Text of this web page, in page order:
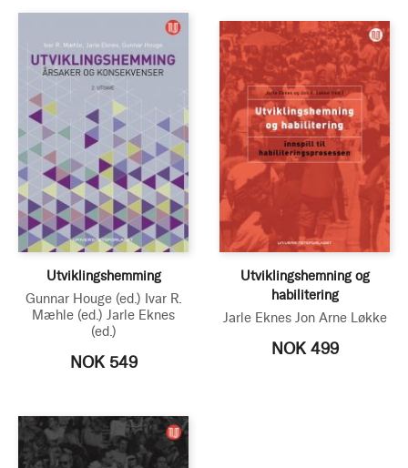
Utviklingshemming
Gunnar Houge (ed.) Ivar R.
Mæhle (ed.) Jarle Eknes
(ed.)
NOK 549
Utviklingshemning og
habilitering
Jarle Eknes Jon Arne Løkke
NOK 499